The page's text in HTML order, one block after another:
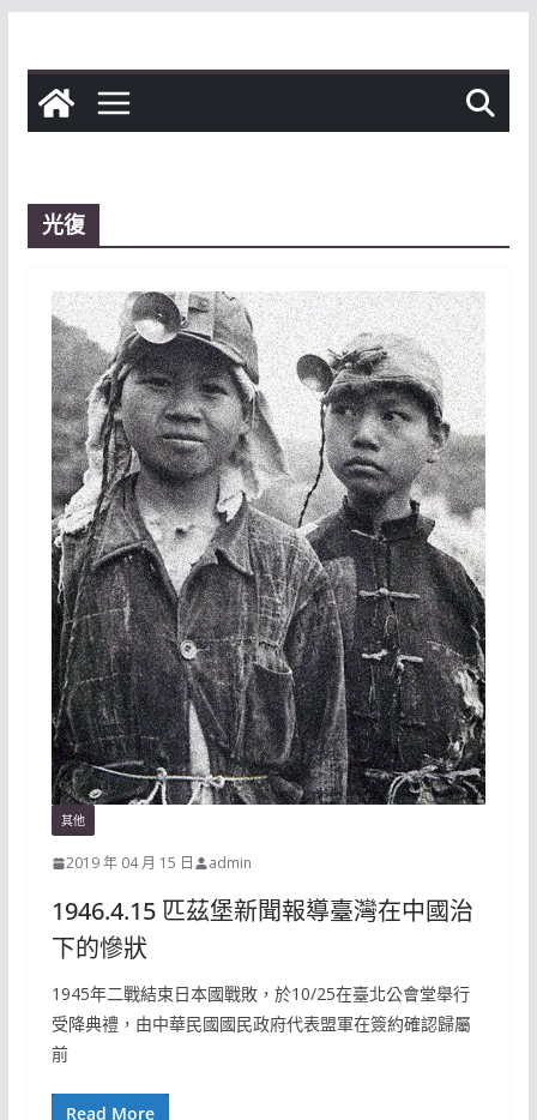
content
光復
其他
2019 年 04 月 15 日 admin
1946.4.15 匹茲堡新聞報導臺灣在中國治
下的慘狀
1945年二戰結束日本國戰敗，於10/25在臺北公會堂舉行
受降典禮，由中華民國國民政府代表盟軍在簽約確認歸屬
前
Read More